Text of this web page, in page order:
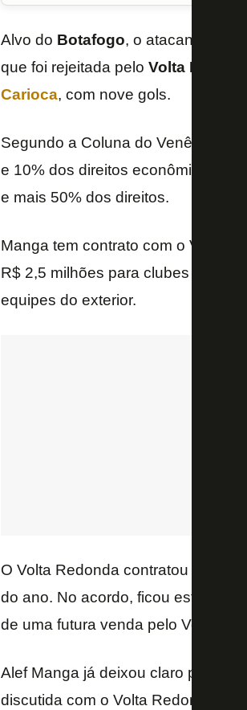
Alvo do Botafogo, o atacante
que foi rejeitada pelo Volta Redonda
Carioca, com nove gols.
Segundo a Coluna do Venê, do
e 10% dos direitos econômicos,
e mais 50% dos direitos.
Manga tem contrato com o Volta
R$ 2,5 milhões para clubes
equipes do exterior.
O Volta Redonda contratou Alef
do ano. No acordo, ficou
de uma futura venda pelo Voltaço.
Alef Manga já deixou claro para
discutida com o Volta Redonda,